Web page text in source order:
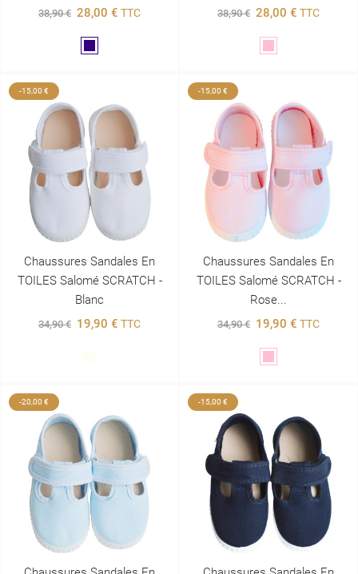
38,90 € 28,00 € TTC 38,90 € 28,00 € TTC
-15,00 €
Chaussures Sandales En
TOILES Salomé SCRATCH -
Blanc
34,90 € 19,90 € TTC
-15,00 €
Chaussures Sandales En
TOILES Salomé SCRATCH -
Rose...
34,90 € 19,90 € TTC
-20,00 € -15,00 €